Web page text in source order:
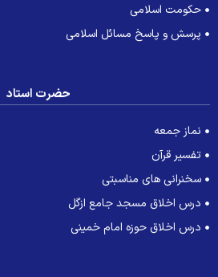
حکومت اسلامی
پرسش و پاسخ مسائل اسلامی
حضرت استاد
نماز جمعه
تفسیر قرآن
سخنرانی های مناسبتی
درس اخلاق مسجد جامع ازگل
درس اخلاق حوزه امام خمینی